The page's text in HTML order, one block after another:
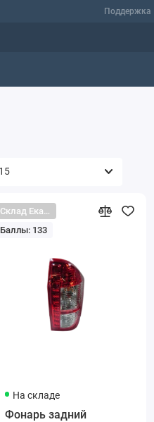
Поддержка
Склад Екатеринбург
Баллы: 133
На складе
Фонарь задний